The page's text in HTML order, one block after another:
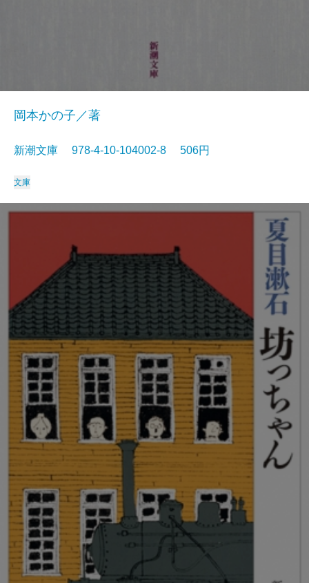
岡本かの子／著
新潮文庫 978-4-10-104002-8 506円
文庫